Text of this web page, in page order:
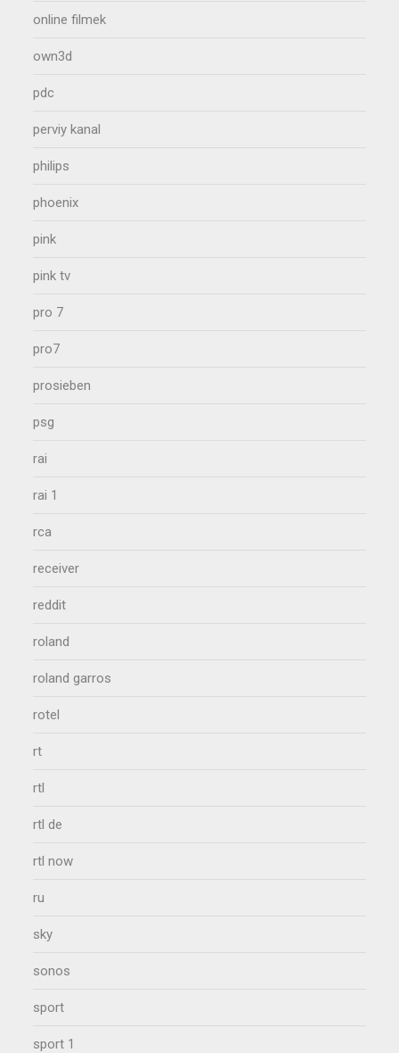
online filmek
own3d
pdc
perviy kanal
philips
phoenix
pink
pink tv
pro 7
pro7
prosieben
psg
rai
rai 1
rca
receiver
reddit
roland
roland garros
rotel
rt
rtl
rtl de
rtl now
ru
sky
sonos
sport
sport 1